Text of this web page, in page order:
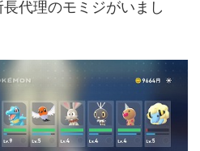
代理のモミジがいまし